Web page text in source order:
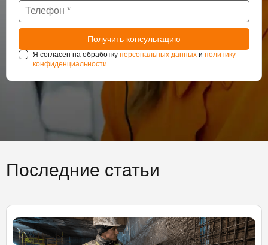
Я согласен на обработку персональных данных и политику
конфиденциальности
Последние статьи